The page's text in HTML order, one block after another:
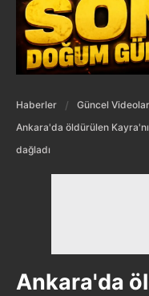
Haberler
Güncel
Ankara'da öldürülen
dağladı
Ankara'da